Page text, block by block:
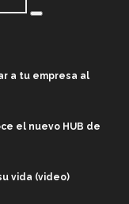
a tu empresa al
el nuevo HUB de
vida (video)